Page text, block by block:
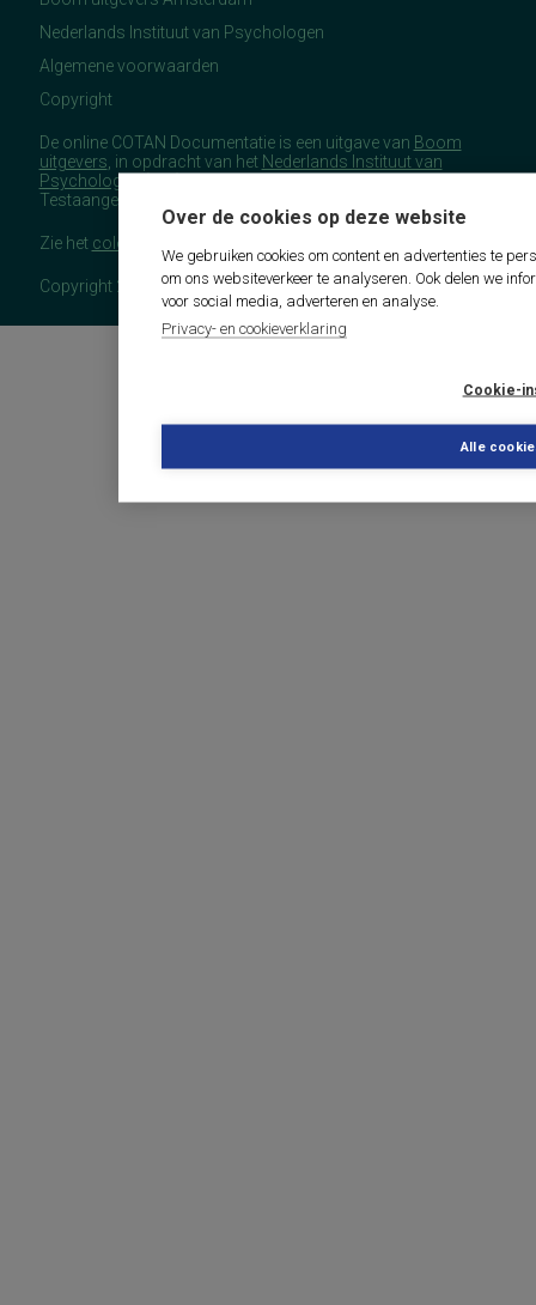
Over de cookies op deze website
We gebruiken cookies om content en advertenties te
om ons websiteverkeer te analyseren. Ook delen we
voor social media, adverteren en analyse.
Privacy- en cookieverklaring
Cookie-
Alle
Nederlands Instituut van Psychologen
Algemene voorwaarden
Copyright
De online COTAN Documentatie is een uitgave van Boom
uitgevers , in opdracht van het Nederlands Instituut van
Psychologen(NIP), namens de Commissie
Testaangelegenheden Nederland (COTAN).
Zie het colofon
Copyright 2026 - COTAN Documentatie